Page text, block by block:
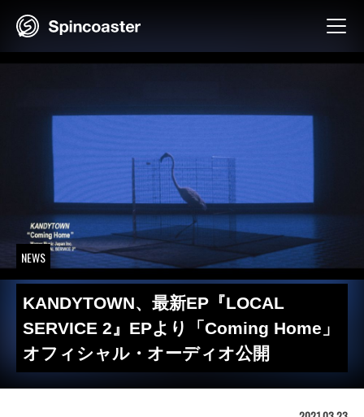
NEWS
KANDYTOWN、最新EP『LOCAL
SERVICE 2』EPより「Coming Home」
オフィシャル・オーディオ公開